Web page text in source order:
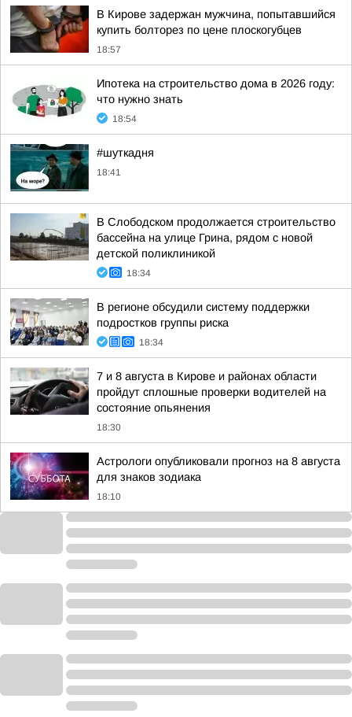
В Кирове задержан мужчина, попытавшийся
купить болторез по цене плоскогубцев
18:57
Ипотека на строительство дома в 2026 году:
что нужно знать
18:54
#шуткадня
18:41
В Слободском продолжается строительство
бассейна на улице Грина, рядом с новой
детской поликлиникой
18:34
В регионе обсудили систему поддержки
подростков группы риска
18:34
7 и 8 августа в Кирове и районах области
пройдут сплошные проверки водителей на
состояние опьянения
18:30
Астрологи опубликовали прогноз на 8 августа
для знаков зодиака
18:10